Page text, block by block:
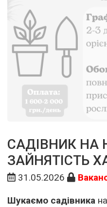
САДІВНИК НА
ЗАЙНЯТІСТЬ
31.05.2026
Шукаємо садівника на